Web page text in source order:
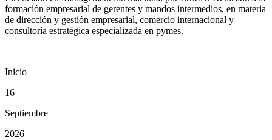
formación empresarial de gerentes y mandos intermedios, en materia
de dirección y gestión empresarial, comercio internacional y
consultoría estratégica especializada en pymes.
Inicio
16
Septiembre
2026